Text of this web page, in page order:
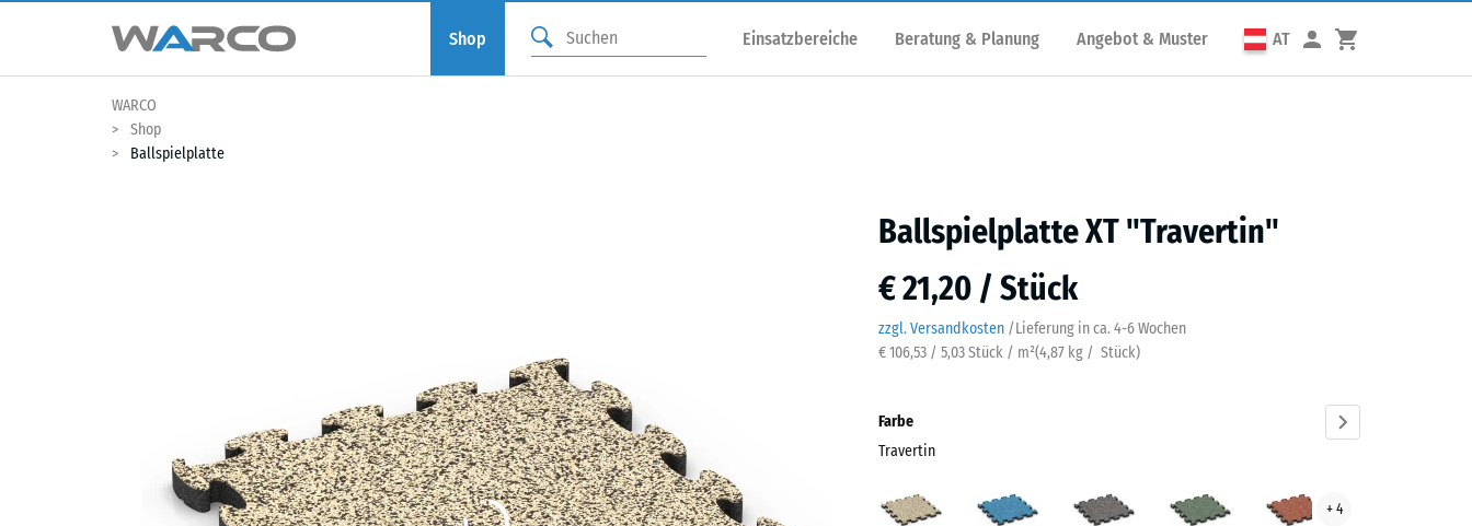
Shop Einsatzbereiche Beratung & Planung Angebot & Muster AT
WARCO
Shop
Ballspielplatte
Ballspielplatte XT "Travertin"
€ 21,20 / Stück
zzgl. Versandkosten /Lieferung in ca. 4-6 Wochen
€ 106,53 / 5,03 Stück / m²(4,87 kg / Stück)
Farbe
Travertin
(active)
Dunkelgrauer
Granit
Englischer
Rasen
+ 4